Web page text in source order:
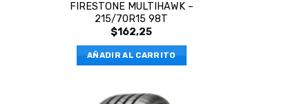
FIRESTONE MULTIHAWK –
215/70R15 98T
$162,25
AÑADIR AL CARRITO